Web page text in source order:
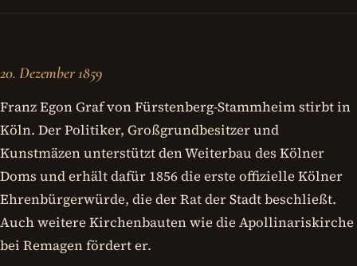
20. Dezember 1859
Franz Egon Graf von Fürstenberg-Stammheim stirbt in
Köln. Der Politiker, Großgrundbesitzer und
Kunstmäzen unterstützt den Weiterbau des Kölner
Doms und erhält dafür 1856 die erste offizielle Kölner
Ehrenbürgerwürde, die der Rat der Stadt beschließt.
Auch weitere Kirchenbauten wie die Apollinariskirche
bei Remagen fördert er.